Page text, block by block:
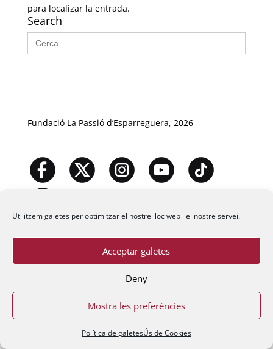
Utilitzem galetes per optimitzar el nostre lloc web i el nostre servei.
Acceptar galetes
Deny
Mostra les preferències
Política de galetesÚs de Cookies
para localizar la entrada.
Search
Buscar:
Fundació La Passió d’Esparreguera, 2026